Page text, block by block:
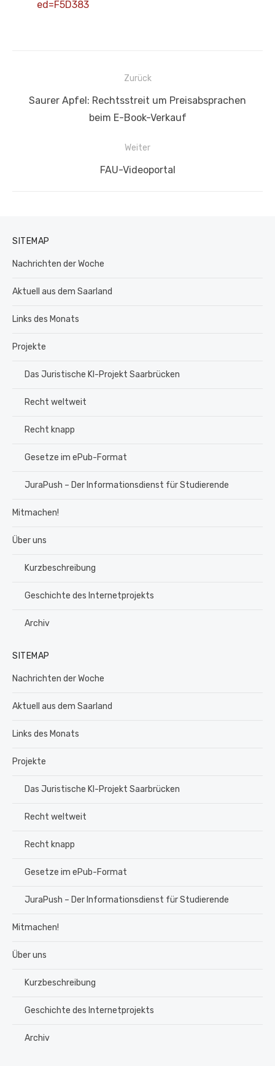
ed=F5D383
Beitragsnavigation
Zurück
Vorheriger
Saurer Apfel: Rechtsstreit um Preisabsprachen
beim E-Book-Verkauf
Weiter
Nächster
FAU-Videoportal
SITEMAP
Nachrichten der Woche
Aktuell aus dem Saarland
Links des Monats
Projekte
Das Juristische KI-Projekt Saarbrücken
Recht weltweit
Recht knapp
Gesetze im ePub-Format
JuraPush – Der Informationsdienst für Studierende
Mitmachen!
Über uns
Kurzbeschreibung
Geschichte des Internetprojekts
Archiv
SITEMAP
Nachrichten der Woche
Aktuell aus dem Saarland
Links des Monats
Projekte
Das Juristische KI-Projekt Saarbrücken
Recht weltweit
Recht knapp
Gesetze im ePub-Format
JuraPush – Der Informationsdienst für Studierende
Mitmachen!
Über uns
Kurzbeschreibung
Geschichte des Internetprojekts
Archiv